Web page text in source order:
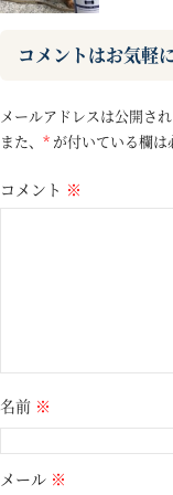
コメントはお気軽
メールアドレスは公開さ
また、 * が付いている欄
コメント ※
名前 ※
メール ※